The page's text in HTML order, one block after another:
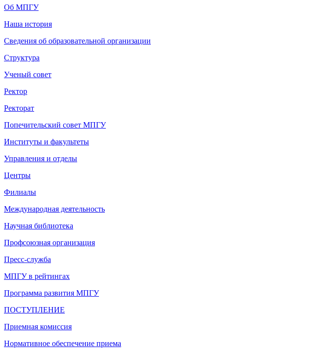
Об МПГУ
Наша история
Сведения об образовательной организации
Структура
Ученый совет
Ректор
Ректорат
Попечительский совет МПГУ
Институты и факультеты
Управления и отделы
Центры
Филиалы
Международная деятельность
Научная библиотека
Профсоюзная организация
Пресс-служба
МПГУ в рейтингах
Программа развития МПГУ
ПОСТУПЛЕНИЕ
Приемная комиссия
Нормативное обеспечение приема